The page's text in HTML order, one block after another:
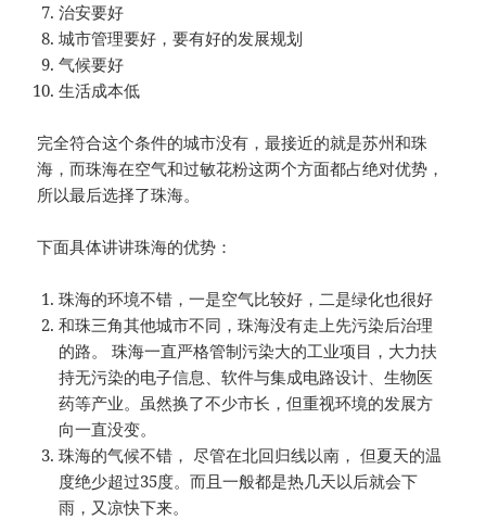
治安要好
城市管理要好，要有好的发展规划
气候要好
生活成本低
完全符合这个条件的城市没有，最接近的就是苏州和珠
海，而珠海在空气和过敏花粉这两个方面都占绝对优势，
所以最后选择了珠海。
下面具体讲讲珠海的优势：
珠海的环境不错，一是空气比较好，二是绿化也很好
和珠三角其他城市不同，珠海没有走上先污染后治理
的路。 珠海一直严格管制污染大的工业项目，大力扶
持无污染的电子信息、软件与集成电路设计、生物医
药等产业。虽然换了不少市长，但重视环境的发展方
向一直没变。
珠海的气候不错， 尽管在北回归线以南， 但夏天的温
度绝少超过35度。而且一般都是热几天以后就会下
雨，又凉快下来。